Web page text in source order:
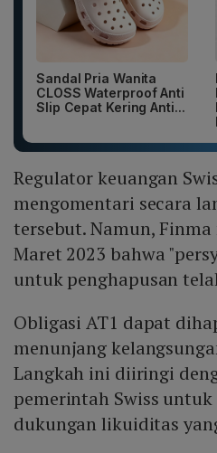
Sandal Pria Wanita
CLOSS Waterproof Anti
Slip Cepat Kering Anti...
Regulator keuangan
mengomentari secara
tersebut. Namun,
Maret 2023 bahwa
untuk penghapusan
Obligasi AT1 dapat
menunjang
Langkah ini diiringi
pemerintah Swiss
dukungan likuiditas